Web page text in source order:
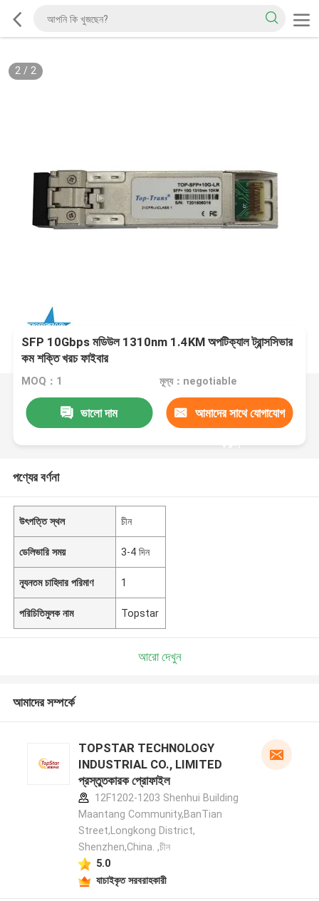
2/ 2
SFP 10Gbps মডিউল 1310nm 1.4KM অপটিক্যাল ট্রান্সসিভার
কম শক্তি খরচ ফাইবার
MOQ：1 মূল্য：negotiable
ভালো দাম আমাদের সাথে যোগাযোগ
করুন
পণ্যের বর্ণনা
উৎপত্তি স্থল চীন
ডেলিভারি সময় 3-4 দিন
ন্যূনতম চাহিদার পরিমাণ 1
পরিচিতিমুলক নাম Topstar
আরো দেখুন
আমাদের সম্পর্কে
TOPSTAR TECHNOLOGY
INDUSTRIAL CO., LIMITED
প্রস্তুতকারক প্রোফাইল
12F1202-1203 Shenhui Building
Maantang Community,BanTian
Street,Longkong District,
Shenzhen,China. ,চীন
5.0
যাচাইকৃত সরবরাহকারী